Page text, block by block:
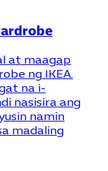
at maagap
ng IKEA.
na i-
nasisira ang
namin
madaling